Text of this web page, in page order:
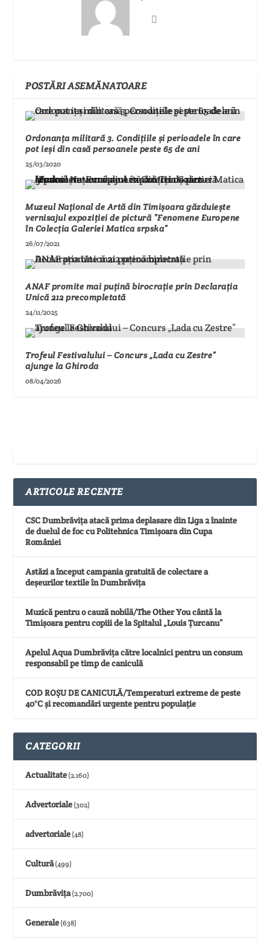
POSTĂRI ASEMĂNATOARE
Ordonanța militară 3. Condițiile și perioadele în care
pot ieși din casă persoanele peste 65 de ani
25/03/2020
Muzeul Național de Artă din Timișoara găzduiește
vernisajul expoziției de pictură ”Fenomene Europene
în Colecția Galeriei Matica srpska”
26/07/2021
ANAF promite mai puțină birocrație prin Declarația
Unică 212 precompletată
24/11/2025
Trofeul Festivalului – Concurs „Lada cu Zestre”
ajunge la Ghiroda
08/04/2026
ARTICOLE RECENTE
CSC Dumbrăvița atacă prima deplasare din Liga 2 înainte
de duelul de foc cu Politehnica Timișoara din Cupa
României
Astăzi a început campania gratuită de colectare a
deșeurilor textile în Dumbrăvița
Muzică pentru o cauză nobilă/The Other You cântă la
Timișoara pentru copiii de la Spitalul „Louis Țurcanu”
Apelul Aqua Dumbrăvița către localnici pentru un consum
responsabil pe timp de caniculă
COD ROȘU DE CANICULĂ/Temperaturi extreme de peste
40°C și recomandări urgente pentru populație
CATEGORII
Actualitate (2.160)
Advertoriale (302)
advertoriale (48)
Cultură(499)
Dumbrăvița(2.700)
Generale (638)